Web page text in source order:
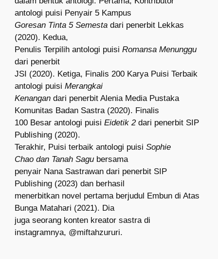
antologi puisi Penyair 5 Kampus
Goresan Tinta 5 Semesta dari penerbit Lekkas
(2020). Kedua,
Penulis Terpilih antologi puisiRomansa Menunggu
dari penerbit
JSI (2020). Ketiga, Finalis 200 Karya Puisi Terbaik
antologi puisiMerangkai
Kenangan dari penerbit Alenia Media Pustaka
Komunitas Badan Sastra (2020). Finalis
100 Besar antologi puisiEidetik 2dari penerbit SIP
Publishing (2020).
Terakhir, Puisi terbaik antologi puisiSophie
Chao dan Tanah Sagu bersama
penyair Nana Sastrawandari penerbit SIP
Publishing (2023)dan berhasil
menerbitkan novel pertama berjudul Embun di Atas
Bunga Matahari (2021). Dia
juga seorang konten kreator sastra di
instagramnya, @miftahzururi.